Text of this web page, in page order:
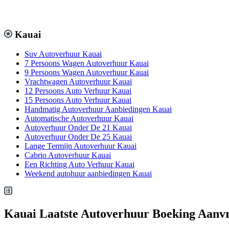
Kauai
Suv Autoverhuur Kauai
7 Persoons Wagen Autoverhuur Kauai
9 Persoons Wagen Autoverhuur Kauai
Vrachtwagen Autoverhuur Kauai
12 Persoons Auto Verhuur Kauai
15 Persoons Auto Verhuur Kauai
Handmatig Autoverhuur Aanbiedingen Kauai
Automatische Autoverhuur Kauai
Autoverhuur Onder De 21 Kauai
Autoverhuur Onder De 25 Kauai
Lange Termijn Autoverhuur Kauai
Cabrio Autoverhuur Kauai
Een Richting Auto Verhuur Kauai
Weekend autohuur aanbiedingen Kauai
Kauai Laatste Autoverhuur Boeking